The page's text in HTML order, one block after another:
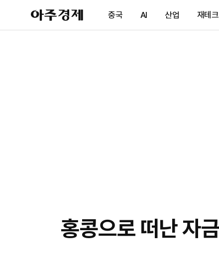
아
주
제
중국 AI 산업 재테크
홍콩으로 떠난 자